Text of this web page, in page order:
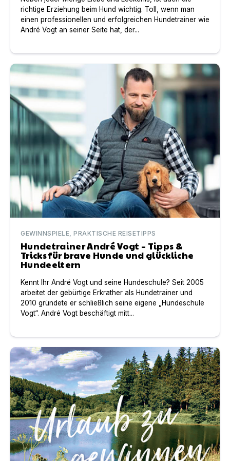
richtige Erziehung beim Hund wichtig. Toll, wenn man
einen professionellen und erfolgreichen Hundetrainer wie
André Vogt an seiner Seite hat, der...
Hundetrainer André Vogt – Tipps & Tricks für brave
GEWINNSPIELE, PRAKTISCHE REISETIPPS
Hundetrainer André Vogt – Tipps &
Tricks für brave Hunde und glückliche
Hundeeltern
Kennt Ihr André Vogt und seine Hundeschule? Seit 2005
arbeitet der gebürtige Erkrather als Hundetrainer und
2010 gründete er schließlich seine eigene „Hundeschule
Vogt“. André Vogt beschäftigt mitt...
Gewinnspiel – Tolle Urlaube in Brang´s Hundeparadies